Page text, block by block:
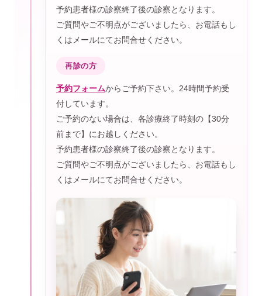
予約患者様の診察終了後の診察となります。
ご質問やご不明点がございましたら、お電話もし
くはメールにてお問合せください。
再診の方
予約フォームからご予約下さい。24時間予約受
付しています。
ご予約のない場合は、各診療終了時刻の【30分
前まで】にお越しください。
予約患者様の診察終了後の診察となります。
ご質問やご不明点がございましたら、お電話もし
くはメールにてお問合せください。